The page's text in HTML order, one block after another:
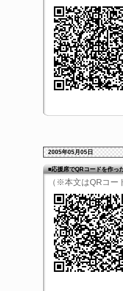
2005年05月05日
■応援席でQRコードを作っ
（※本文はQRコー